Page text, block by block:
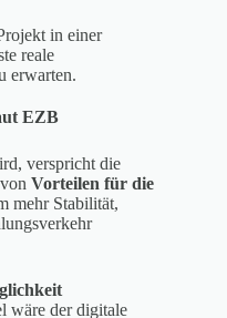
in einer
reale
erwarten.
EZB
verspricht die
Vorteilen für die
mehr Stabilität,
wäre der digitale